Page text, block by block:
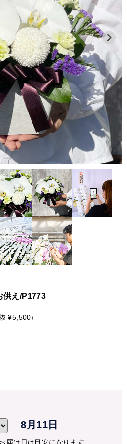
間限定で「20％OFF」にて販売
第終了となります。この機会に
7日（金）
大輪胡蝶蘭・彩華のワルツ・特
蘭）
】と入力し適用を押す
定となります。
持が困難なため、下記地域への
ていただきます。
し大変申し訳ございませんが、
願い申し上げます。
の配送について
域】
地方
地方への配送について
れます。
程度（つぼみ数含む）
しておりますが、気温により変
。予めご了承ください。
アレンジメント・花束）はご注
え/P1773
¥5,500)
8月11日
届け日は目安になります。